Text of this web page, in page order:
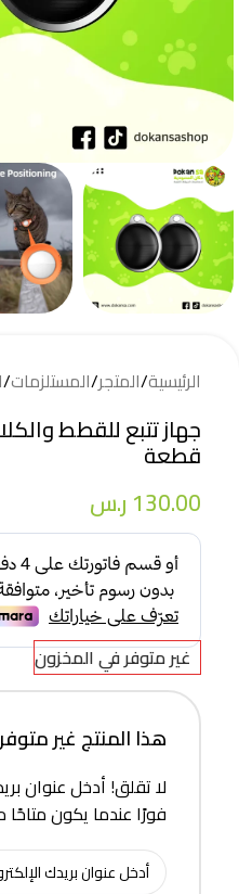
الرئيسية/المتجر/المستلزمات/
قطعة
130.00 ر.س
غير متوفر في المخزون
هذا المنتج غير
لا تقلق! أدخل عنوان
فورًا عندما يكون